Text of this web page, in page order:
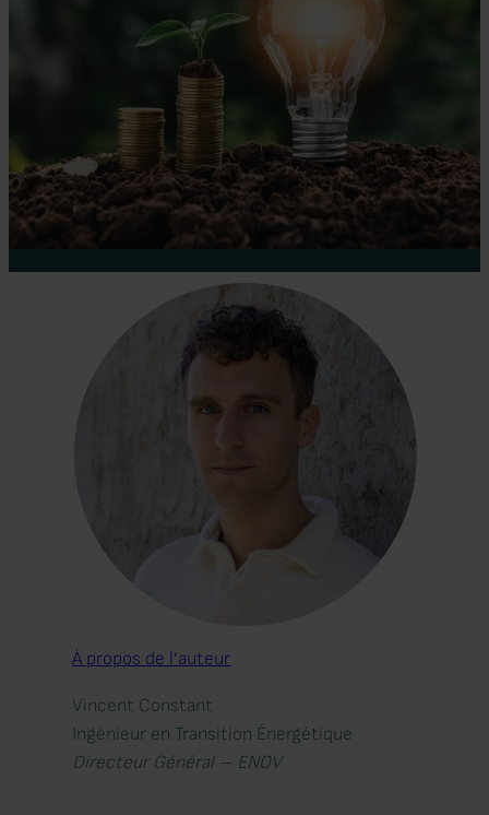
À propos de l’auteur
Vincent Constant
Ingénieur en Transition Énergétique
Directeur Général – ENOV